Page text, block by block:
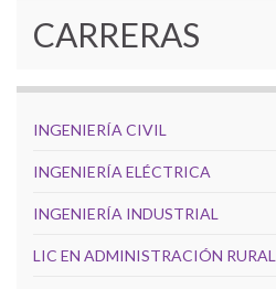
CARRERAS
INGENIERÍA CIVIL
INGENIERÍA ELÉCTRICA
INGENIERÍA INDUSTRIAL
LIC EN ADMINISTRACIÓN RURAL